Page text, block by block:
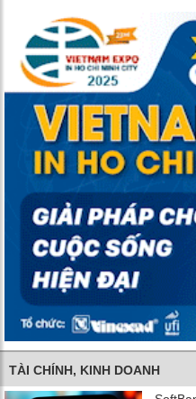
TÀI CHÍNH, KINH DOANH